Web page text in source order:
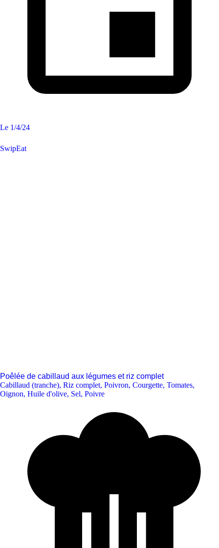
Le 1/4/24
SwipEat
Poêlée de cabillaud aux légumes et riz complet
Cabillaud (tranche), Riz complet, Poivron, Courgette, Tomates,
Oignon, Huile d'olive, Sel, Poivre